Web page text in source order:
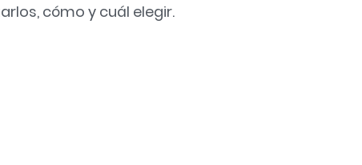
cómo y cuál elegir.
LOS CEPILLOS INTERDENTALES?»